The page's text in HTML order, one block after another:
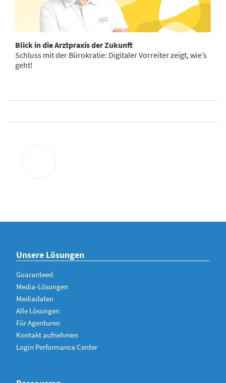
Blick in die Arztpraxis der Zukunft
Schluss mit der Bürokratie: Digitaler Vorreiter zeigt, wie’s
geht!
Unsere Lösungen
Guaranteed
Media-Lösungen
Mediadaten
Alle Lösungen
Für Agenturen
Kontakt aufnehmen
Login Performance Center